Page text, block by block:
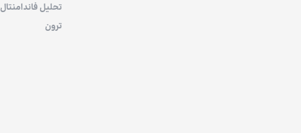
تحلیل فاندامنتال
ترون